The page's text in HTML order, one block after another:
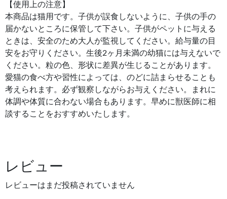
【使用上の注意】
本商品は猫用です。子供が誤食しないように、子供の手の
届かないところに保管して下さい。子供がペットに与える
ときは、安全のため大人が監視してください。給与量の目
安をお守りください。生後2ヶ月未満の幼猫には与えないで
ください。粒の色、形状に差異が生じることがあります。
愛猫の食べ方や習性によっては、のどに詰まらせることも
考えられます。必ず観察しながらお与えください。まれに
体調や体質に合わない場合もあります。早めに獣医師に相
談することをおすすめいたします。
レビュー
レビューはまだ投稿されていません